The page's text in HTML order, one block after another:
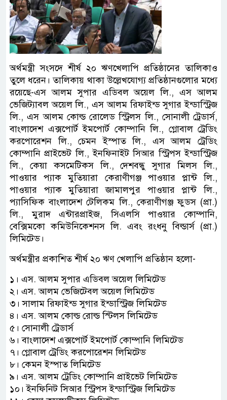
অর্থমন্ত্রী সংসদে শীর্ষ ২০ ঋণখেলাপি প্রতিষ্ঠানের তালিকাও
তুলে ধরেন। তালিকায় থাকা উল্লেখযোগ্য প্রতিষ্ঠানগুলোর মধ্যে
রয়েছে-এস আলম সুপার এডিবল অয়েল লি., এস আলম
ভেজিট্যাবল অয়েল লি., এস আলম রিফাইন্ড সুগার ইন্ডাস্ট্রিজ
লি., এস আলম কোল্ড রোলেড স্ট্রিলস লি., সোনালী ট্রেডার্স,
বাংলাদেশ এক্সপোর্ট ইমপোর্ট কোম্পানি লি., গ্লোবাল ট্রেডিং
করপোরেশন লি., চেমন ইস্পাত লি., এস আলম ট্রেডিং
কোম্পানি প্রাইভেট লি., ইনফিনাইট সিআর স্ট্রিপস ইন্ডাস্ট্রিজ
লি., কেয়া কসমেটিকস লি., দেশবন্ধু সুগার মিলস লি.,
পাওয়ার প্যাক মুতিয়ারা কেরাণীগঞ্জ পাওয়ার প্লান্ট লি.,
পাওয়ার প্যাক মুতিয়ারা জামালপুর পাওয়ার প্লান্ট লি.,
প্যাসিফিক বাংলাদেশ টেলিকম লি., কেরাণীগঞ্জ ফুডস (প্রা.)
লি., মুরাদ এন্টারপ্রাইজ, সিএলসি পাওয়ার কোম্পানি,
বেক্সিমকো কমিউনিকেশনস লি. এবং রংধনু বিল্ডার্স (প্রা.)
লিমিটেড।
অর্থমন্ত্রীর প্রকাশিত শীর্ষ ২০ ঋণ খেলাপি প্রতিষ্ঠান হলো-
১। এস. আলম সুপার এডিবল অয়েল লিমিটেড
২। এস. আলম ভেজিটেবল অয়েল লিমিটেড
৩। সালাম রিফাইন্ড সুগার ইন্ডাস্ট্রিজ লিমিটেড
৪। এস. আলম কোল্ড রোল্ড স্টিলস লিমিটেড
৫। সোনালী ট্রেডার্স
৬। বাংলাদেশ এক্সপোর্ট ইমপোর্ট কোম্পানি লিমিটেড
৭। গ্লোবাল ট্রেডিং করপোরেশন লিমিটেড
৮। কেমন ইস্পাত লিমিটেড
৯। এস. আলম ট্রেডিং কোম্পানি প্রাইভেট লিমিটেড
১০। ইনফিনিট সিআর স্ট্রিপস ইন্ডাস্ট্রিজ লিমিটেড